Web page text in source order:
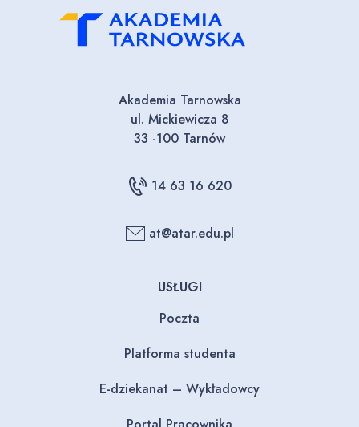
Akademia Tarnowska
ul. Mickiewicza 8
33 -100 Tarnów
14 63 16 620
at@atar.edu.pl
USŁUGI
Poczta
Platforma studenta
E-dziekanat – Wykładowcy